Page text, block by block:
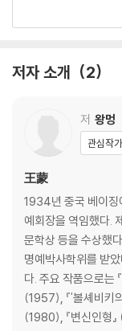
활을 마감하고 베이징
대혁명이 끝난 뒤 정치
저자 소개 2
저 왕멍
관심작
王蒙
1934년 중국 베이징
예회장을 역임했다.
문학상 등을 수상했
명예박사학위를 받
다. 주요 작품으로는
(1957), 『'볼셰비키
(1980), 『변신인형